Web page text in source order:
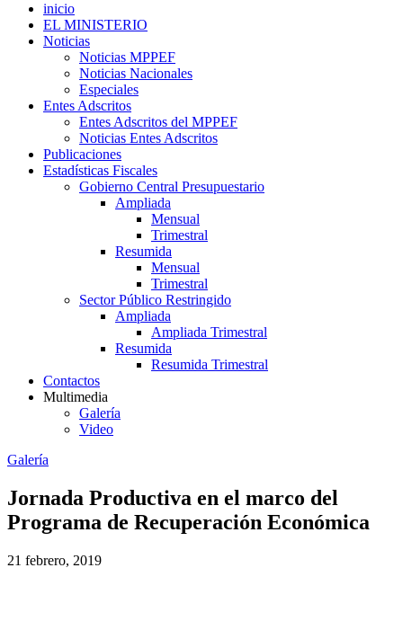
inicio
EL MINISTERIO
Noticias
Noticias MPPEF
Noticias Nacionales
Especiales
Entes Adscritos
Entes Adscritos del MPPEF
Noticias Entes Adscritos
Publicaciones
Estadísticas Fiscales
Gobierno Central Presupuestario
Ampliada
Mensual
Trimestral
Resumida
Mensual
Trimestral
Sector Público Restringido
Ampliada
Ampliada Trimestral
Resumida
Resumida Trimestral
Contactos
Multimedia
Galería
Video
Galería
Jornada Productiva en el marco del
Programa de Recuperación Económica
21 febrero, 2019